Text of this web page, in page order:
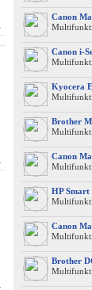
Canon
Canon i-
Kyocera
Brother
Canon
HP Smart
Canon
Brother